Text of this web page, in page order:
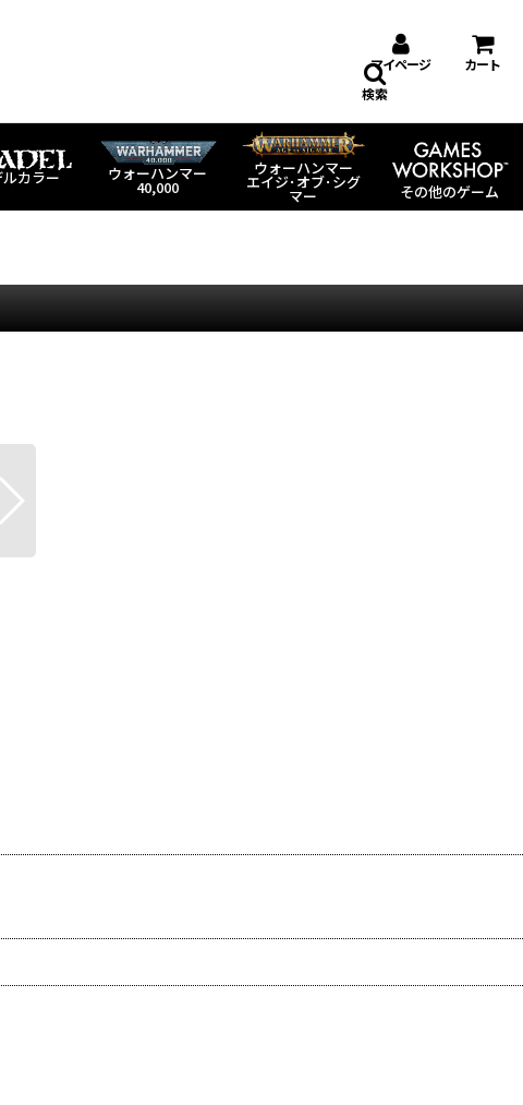
マイページ カート
カラー ウォーハンマー
40,000
ウォーハンマー
エイジ･オブ･シグ
マー その他のゲーム
検索